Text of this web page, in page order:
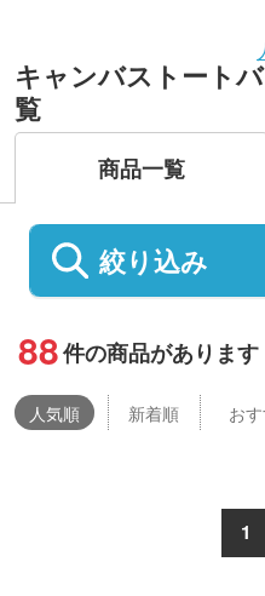
キャンバストート
覧
商品一覧
絞り込み
88件の商品があります
人気順 新着順 お
1